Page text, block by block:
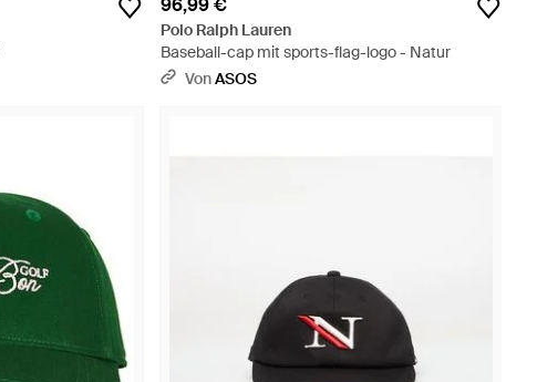
96,99 €
Polo Ralph Lauren
Baseball-cap mit sports-flag-logo - Natur
VonASOS